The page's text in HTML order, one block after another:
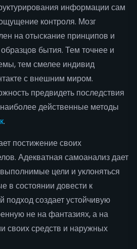
информации сам
контроля. Мозг
на отыскание принципов и
бытия. Тем точнее и
тем смелее индивид
с внешним миром.
предвидеть последствия
действенные методы
.
постижение своих
Адекватная самоанализ дает
цели и уклоняться
в состоянии довести к
создает устойчивую
не на фантазиях, а на
своих средств и наружных